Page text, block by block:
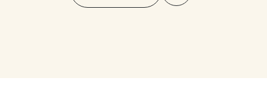
Les bons plans et actualités